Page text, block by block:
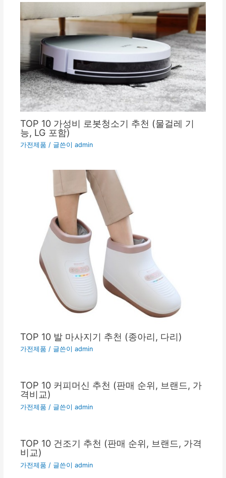
TOP 10 가성비 로봇청소기 추천 (물걸레 기
능, LG 포함)
가전제품 / 글쓴이admin
TOP 10 발 마사지기 추천 (종아리, 다리)
가전제품 / 글쓴이admin
TOP 10 커피머신 추천 (판매 순위, 브랜드, 가
격비교)
가전제품 / 글쓴이admin
TOP 10 건조기 추천 (판매 순위, 브랜드, 가격
비교)
가전제품 / 글쓴이admin